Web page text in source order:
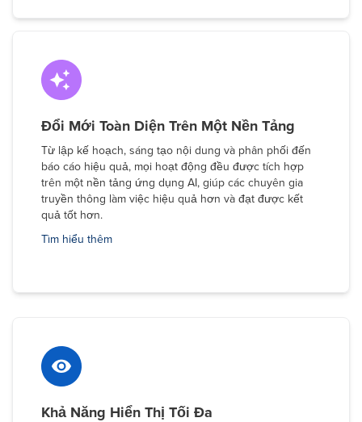
Đổi Mới Toàn Diện Trên Một Nền Tảng
Từ lập kế hoạch, sáng tạo nội dung và phân phối đến
báo cáo hiệu quả, mọi hoạt động đều được tích hợp
trên một nền tảng ứng dụng AI, giúp các chuyên gia
truyền thông làm việc hiệu quả hơn và đạt được kết
quả tốt hơn.
Tìm hiểu thêm
Khả Năng Hiển Thị Tối Đa